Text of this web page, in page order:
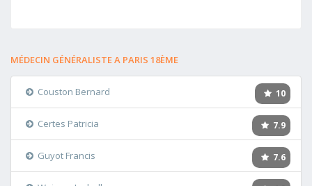
MÉDECIN GÉNÉRALISTE A PARIS 18ÈME
10
Couston Bernard
7.9
Certes Patricia
7.6
Guyot Francis